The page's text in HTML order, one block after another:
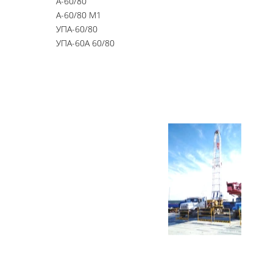
А-60/80 М1
УПА-60/80
УПА-60А 60/80